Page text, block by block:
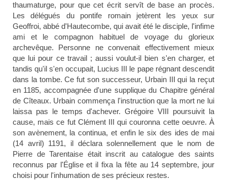
thaumaturge, pour que cet écrit servît de base an procès.
Les délégués du pontife romain jetèrent les yeux sur
Geoffroi, abbé d'Hautecombe, qui avait été le disciple, l'infime
ami et le compagnon habituel de voyage du glorieux
archevêque. Personne ne convenait effectivement mieux
que lui pour ce travail ; aussi voulut-il bien s'en charger, et
tandis qu'il s'en occupait, Lucius III le pape régnant descendit
dans la tombe. Ce fut son successeur, Urbain III qui la reçut
en 1185, accompagnée d'une supplique du Chapitre général
de Cîteaux. Urbain commença l'instructionque la mort ne lui
laissa pas le temps d'achever. Grégoire VIII poursuivit la
cause, mais ce fut Clément III qui couronna cette oeuvre. À
son avènement, la continua, et enfin le six des ides de mai
(14 avril) 1191, il déclara solennellement que le nom de
Pierre de Tarentaise était inscrit au catalogue des saints
reconnus par l'Église et il fixa la fête au 14 septembre, jour
choisi pour l'inhumation de ses précieux restes.